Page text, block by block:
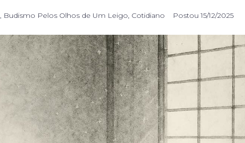
, Budismo Pelos Olhos de Um Leigo, Cotidiano Postou15/12/2025